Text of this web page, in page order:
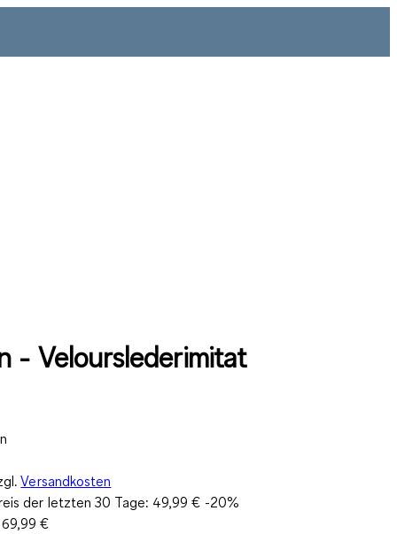
- Velourslederimitat
Versandkosten
der letzten 30 Tage: 49,99 € -20%
69,99 €